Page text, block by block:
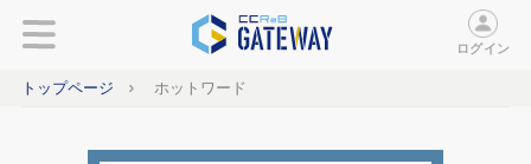
ログイン
トップページ ホットワード